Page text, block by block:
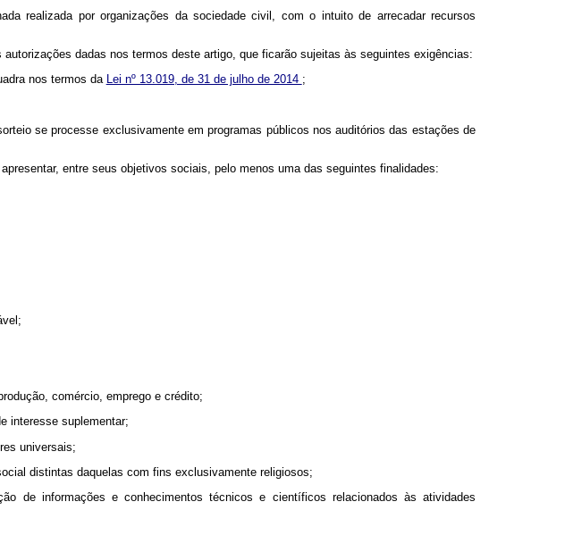
realizada por organizações da sociedade civil, com o intuito de arrecadar recursos
dadas nos termos deste artigo, que ficarão sujeitas às seguintes exigências:
nos termos da Lei nº 13.019, de 31 de julho de 2014 ;
se processe exclusivamente em programas públicos nos auditórios das estações de
entre seus objetivos sociais, pelo menos uma das seguintes finalidades:
comércio, emprego e crédito;
interesse suplementar;
universais;
distintas daquelas com fins exclusivamente religiosos;
de informações e conhecimentos técnicos e científicos relacionados às atividades